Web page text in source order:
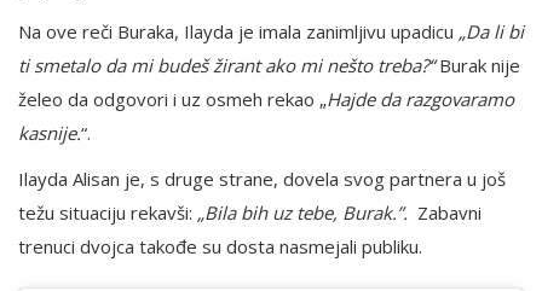
Na ove reči Buraka, Ilayda je imala zanimljivu upadicu „Da li bi
ti smetalo da mi budeš žirant ako mi nešto treba?“Burak nije
želeo da odgovori i uz osmeh rekao „Hajde da razgovaramo
kasnije.“.
Ilayda Alisan je, s druge strane, dovela svog partnera u još
težu situaciju rekavši: „Bila bih uz tebe, Burak.”. Zabavni
trenuci dvojca takođe su dosta nasmejali publiku.